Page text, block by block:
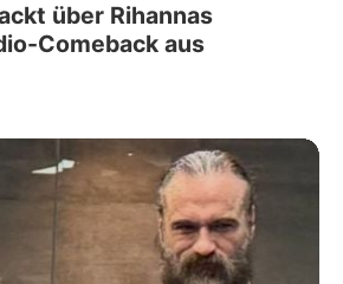
über Rihannas
Comeback aus